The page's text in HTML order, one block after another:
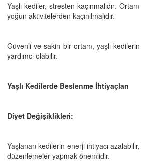
Yaşlı kediler, stresten kaçınmalıdır.
yoğun aktivitelerden kaçınılmalıdır.
Güvenli ve sakin bir ortam, yaşlı
yardımcı olabilir.
Yaşlı Kedilerde Beslenme İhtiyaçları
Diyet Değişiklikleri:
Yaşlanan kedilerin enerji ihtiyacı
düzenlemeler yapmak önemlidir.